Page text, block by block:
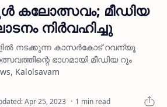
കലോത്സവം; മീഡിയ
നിര്‍വഹിച്ചു
നടക്കുന്ന കാസര്‍കോട് റവന്യൂ
ഭാഗമായി മീഡിയ റൂം
Kalolsavam
1 min read